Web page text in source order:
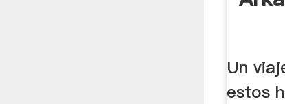
Un
estos